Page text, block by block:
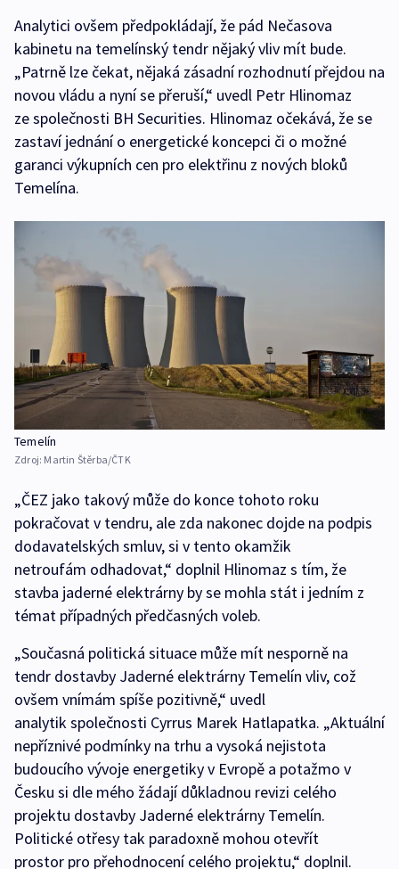
Analytici ovšem předpokládají, že pád Nečasova
kabinetu na temelínský tendr nějaký vliv mít bude.
„Patrně lze čekat, nějaká zásadní rozhodnutí přejdou na
novou vládu a nyní se přeruší,“ uvedl Petr Hlinomaz
ze společnosti BH Securities. Hlinomaz očekává, že se
zastaví jednání o energetické koncepci či o možné
garanci výkupních cen pro elektřinu z nových bloků
Temelína.
Temelín
Zdroj: Martin Štěrba/ČTK
„ČEZ jako takový může do konce tohoto roku
pokračovat v tendru, ale zda nakonec dojde na podpis
dodavatelských smluv, si v tento okamžik
netroufám odhadovat,“ doplnil Hlinomaz s tím, že
stavba jaderné elektrárny by se mohla stát i jedním z
témat případných předčasných voleb.
„Současná politická situace může mít nesporně na
tendr dostavby Jaderné elektrárny Temelín vliv, což
ovšem vnímám spíše pozitivně,“ uvedl
analytik společnosti Cyrrus Marek Hatlapatka. „Aktuální
nepříznivé podmínky na trhu a vysoká nejistota
budoucího vývoje energetiky v Evropě a potažmo v
Česku si dle mého žádají důkladnou revizi celého
projektu dostavby Jaderné elektrárny Temelín.
Politické otřesy tak paradoxně mohou otevřít
prostor pro přehodnocení celého projektu,“ doplnil.